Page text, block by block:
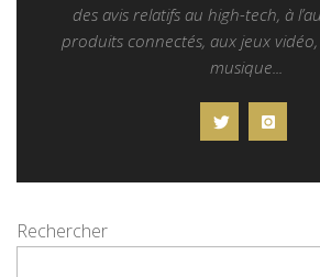
des avis relatifs au high-tech, à
produits connectés, aux jeux
musique...
Rechercher